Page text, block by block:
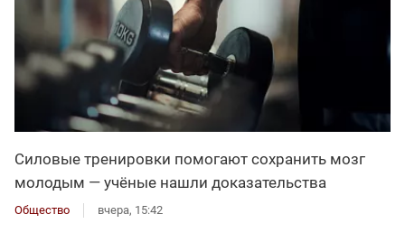
Силовые тренировки помогают сохранить мозг
молодым — учёные нашли доказательства
Общество вчера, 15:42